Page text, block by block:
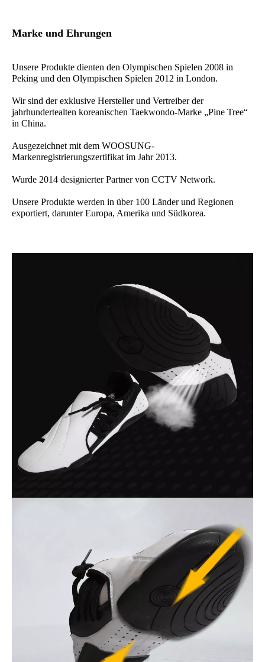
Marke und Ehrungen
Unsere Produkte dienten den Olympischen Spielen 2008 in
Peking und den Olympischen Spielen 2012 in London.
Wir sind der exklusive Hersteller und Vertreiber der
jahrhundertealten koreanischen Taekwondo-Marke „Pine Tree“
in China.
Ausgezeichnet mit dem WOOSUNG-
Markenregistrierungszertifikat im Jahr 2013.
Wurde 2014 designierter Partner von CCTV Network.
Unsere Produkte werden in über 100 Länder und Regionen
exportiert, darunter Europa, Amerika und Südkorea.